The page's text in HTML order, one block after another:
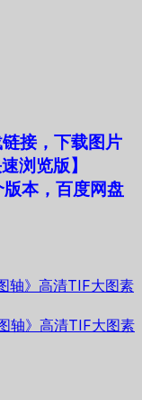
链接，下载图片
浏览版】
版本，百度网盘
轴》高清TIF大图素
轴》高清TIF大图素